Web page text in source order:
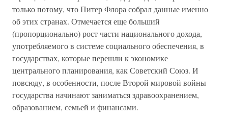
только потому, что Питер Флора собрал данные именно
об этих странах. Отмечается еще больший
(пропорционально) рост части национального дохода,
употребляемого в системе социального обеспечения, в
государствах, которые перешли к экономике
центрального планирования, как Советский Союз. И
повсюду, в особенности, после Второй мировой войны
государства начинают заниматься здравоохранением,
образованием, семьей и финансами.